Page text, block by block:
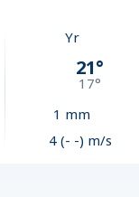
Yr
21°
17°
1 mm
4 (- -) m/s